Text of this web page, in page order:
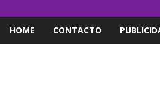
HOME CONTACTO